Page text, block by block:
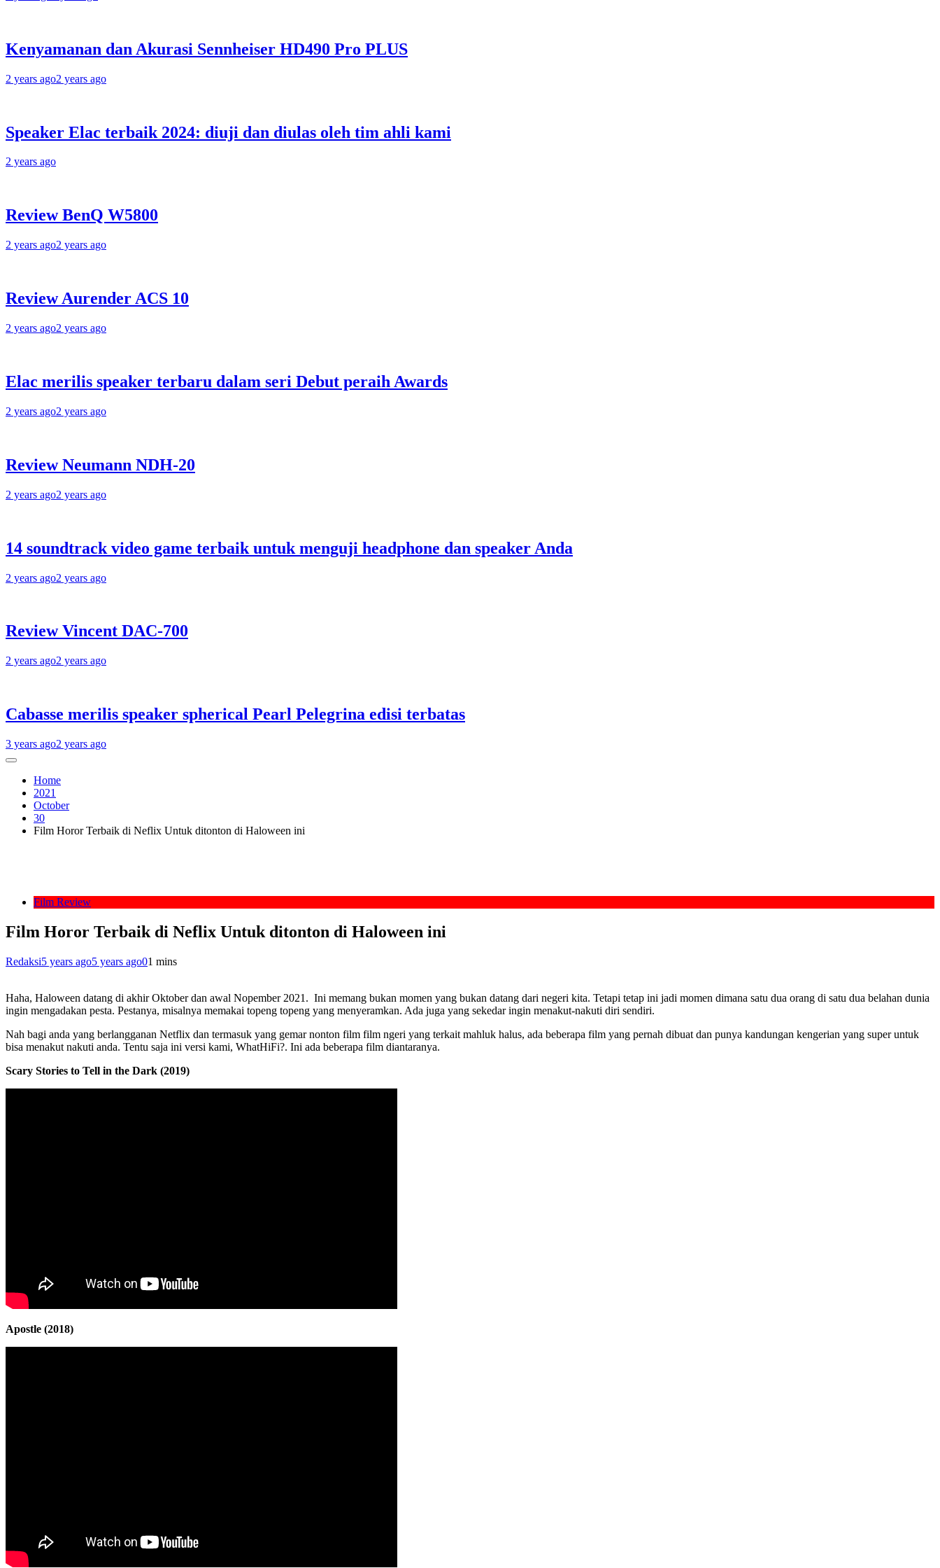
Kenyamanan dan Akurasi Sennheiser HD490 Pro PLUS
2 years ago2 years ago
Speaker Elac terbaik 2024: diuji dan diulas oleh tim ahli kami
2 years ago
Review BenQ W5800
2 years ago2 years ago
Review Aurender ACS 10
2 years ago2 years ago
Elac merilis speaker terbaru dalam seri Debut peraih Awards
2 years ago2 years ago
Review Neumann NDH-20
2 years ago2 years ago
14 soundtrack video game terbaik untuk menguji headphone dan speaker Anda
2 years ago2 years ago
Review Vincent DAC-700
2 years ago2 years ago
Cabasse merilis speaker spherical Pearl Pelegrina edisi terbatas
3 years ago2 years ago
Home
2021
October
30
Film Horor Terbaik di Neflix Untuk ditonton di Haloween ini
Film Review
Film Horor Terbaik di Neflix Untuk ditonton di Haloween ini
Redaksi5 years ago5 years ago01 mins
Haha, Haloween datang di akhir Oktober dan awal Nopember 2021. Ini memang bukan momen yang bukan datang dari negeri kita. Tetapi tetap ini jadi momen dimana satu dua orang di satu dua belahan dunia
ingin mengadakan pesta. Pestanya, misalnya memakai topeng topeng yang menyeramkan. Ada juga yang sekedar ingin menakut-nakuti diri sendiri.
Nah bagi anda yang berlangganan Netflix dan termasuk yang gemar nonton film film ngeri yang terkait mahluk halus, ada beberapa film yang pernah dibuat dan punya kandungan kengerian yang super untuk
bisa menakut nakuti anda. Tentu saja ini versi kami, WhatHiFi?. Ini ada beberapa film diantaranya.
Scary Stories to Tell in the Dark (2019)
Apostle (2018)